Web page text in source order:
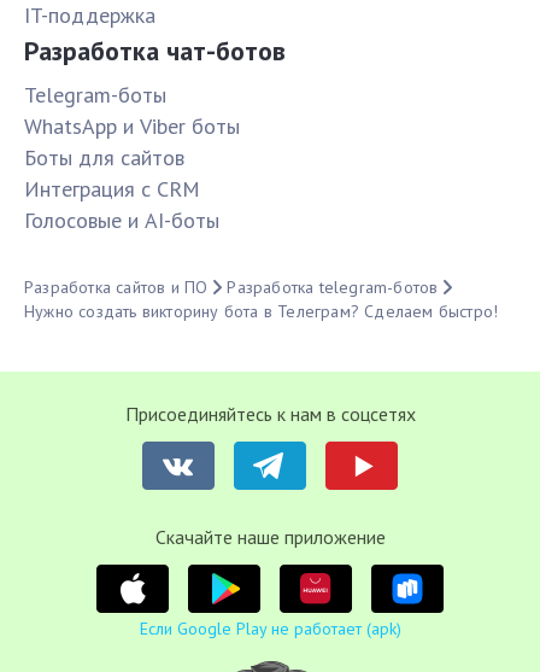
IT-поддержка
Разработка чат-ботов
Telegram-боты
WhatsApp и Viber боты
Боты для сайтов
Интеграция с CRM
Голосовые и AI-боты
Разработка сайтов и ПО
Разработка telegram-ботов
Нужно создать викторину бота в Телеграм? Сделаем быстро!
Присоединяйтесь к нам в соцсетях
Cкачайте наше приложение
Если Google Play не работает (apk)